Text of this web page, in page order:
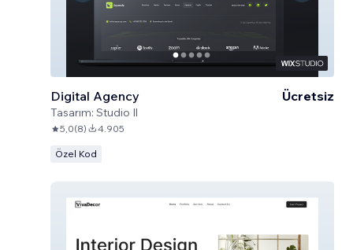
Digital Agency
Tasarım: Studio Il
Ücretsiz
5,0(8) 4.905
Özel Kod